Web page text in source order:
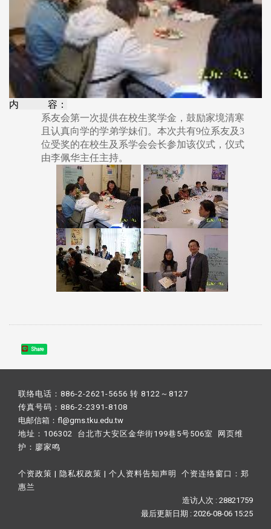
内 容：
系友会第一次提供在校生奖学金，鼓励家境清寒
且认真向学的学弟学妹们。本次共有9位系友及3
位受奖的在校生及系学会会长参加该仪式，仪式
由李佩华主任主持。
Share
联络电话：886-2-2621-5656 转 8122～8127
传真号码：886-2-2391-8108
电邮信箱：fl@gms.tku.edu.tw
地址：106302 台北市大安区金华街199巷5号506室 网页维
护： 廖家鸣​
个资政策 | 隐私权政策 | 个人资料告知声明 个资连络窗口： 郑
惠兰
造访人次 : 28821759
最后更新日期 :2026-08-06 15:25